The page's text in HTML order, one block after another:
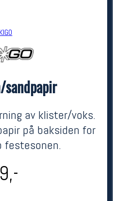
av klister/voks.
på baksiden for
festesonen.
sandpapir
79